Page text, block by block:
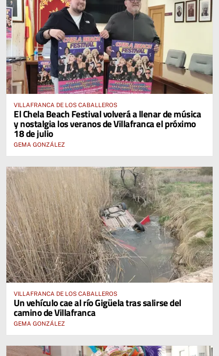
VILLAFRANCA DE LOS CABALLEROS
El Chela Beach Festival volverá a llenar de música
y nostalgia los veranos de Villafranca el próximo
18 de julio
GEMA GONZÁLEZ
VILLAFRANCA DE LOS CABALLEROS
Un vehículo cae al río Gigüela tras salirse del
camino de Villafranca
GEMA GONZÁLEZ